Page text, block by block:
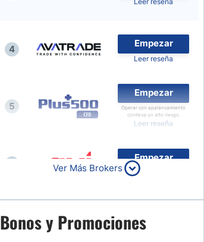
4
Empezar
Leer reseña
5
Empezar
Operar con apalancamiento
conlleva un alto riesgo.
Leer reseña
Empezar
Leer reseña
7
Leer reseña
Ver Más Brokers
Bonos y Promociones